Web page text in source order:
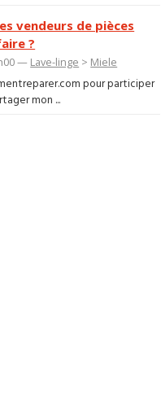
vendeurs de pièces
?
— Lave-linge > Miele
pour participer
mon ...